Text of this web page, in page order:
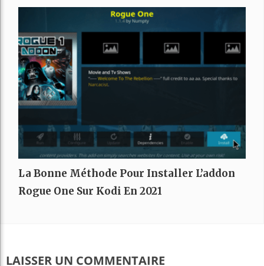
La Bonne Méthode Pour Installer L’addon
Rogue One Sur Kodi En 2021
LAISSER UN COMMENTAIRE